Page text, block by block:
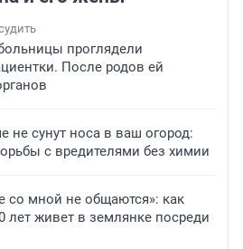
проглядели
После родов ей
не сунут носа в ваш огород:
с вредителями без химии
со мной не общаются»: как
лет живет в землянке посреди